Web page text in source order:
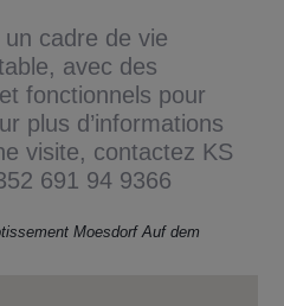
cadre de vie
avec des
fonctionnels pour
plus d’informations
visite, contactez KS
691 94 9366
Moesdorf Auf dem